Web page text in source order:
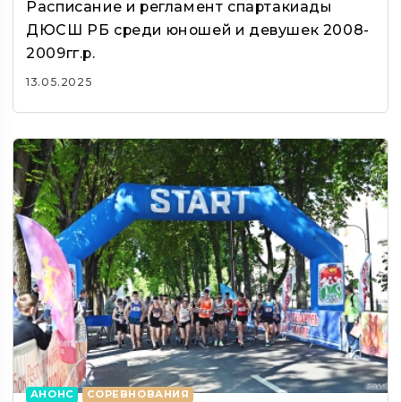
Расписание и регламент спартакиады
ДЮСШ РБ среди юношей и девушек 2008-
2009гг.р.
13.05.2025
АНОНС СОРЕВНОВАНИЯ